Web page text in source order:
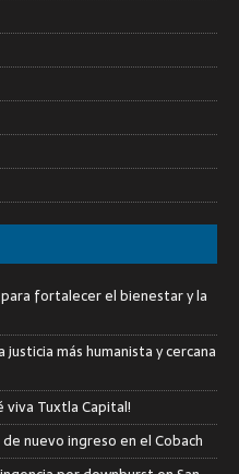
fortalecer el bienestar y la
justicia más humanista y cercana
viva Tuxtla Capital!
nuevo ingreso en el Cobach